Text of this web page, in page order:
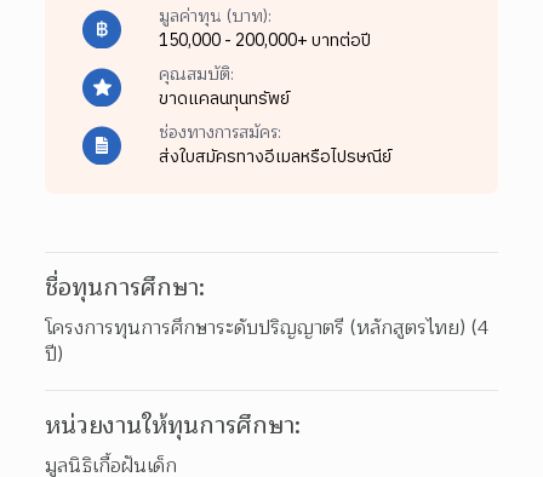
มูลค่าทุน (บาท):
150,000 - 200,000+ บาทต่อปี
คุณสมบัติ:
ขาดแคลนทุนทรัพย์
ช่องทางการสมัคร:
ส่งใบสมัครทางอีเมลหรือไปรษณีย์
ชื่อทุนการศึกษา:
โครงการทุนการศึกษาระดับปริญญาตรี (หลักสูตรไทย) (4
ปี)
หน่วยงานให้ทุนการศึกษา:
มูลนิธิเกื้อฝันเด็ก